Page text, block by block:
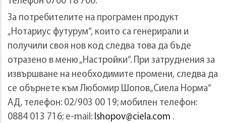
За потребителите на програмен продукт
„Нотариус футурум“, които са генерирали и
получили своя нов код следва това да бъде
отразено в меню „Настройки“. При затруднения за
извършване на необходимите промени, следва да
се обърнете към Любомир Шопов„Сиела Норма“
АД, телефон: 02/903 00 19; мобилен телефон:
0884 013 716; е-mail: lshopov@ciela.com .